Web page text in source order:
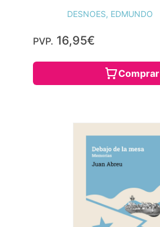
DESNOES, EDMUNDO
PVP. 16,95€
Comprar